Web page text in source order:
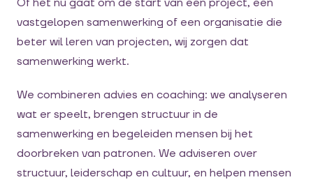
Of het nu gaat om de start van een project, een
vastgelopen samenwerking of een organisatie die
beter wil leren van projecten, wij zorgen dat
samenwerking werkt.
We combineren advies en coaching: we analyseren
wat er speelt, brengen structuur in de
samenwerking en begeleiden mensen bij het
doorbreken van patronen. We adviseren over
structuur, leiderschap en cultuur, en helpen mensen